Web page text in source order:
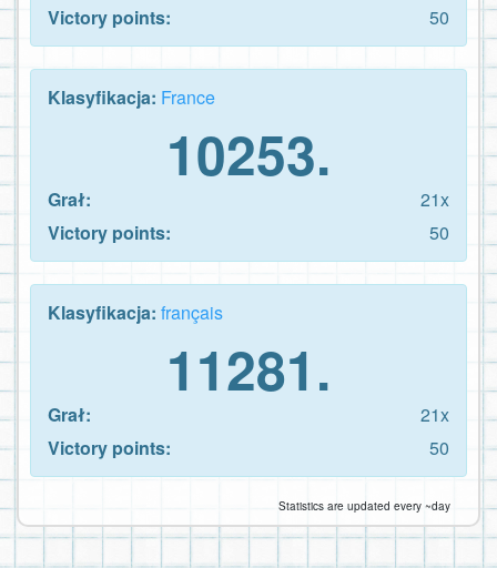
Victory points:
50
Klasyfikacja: France
10253.
Grał:
21x
Victory points:
50
Klasyfikacja: français
11281.
Grał:
21x
Victory points:
50
Statistics are updated every ~day